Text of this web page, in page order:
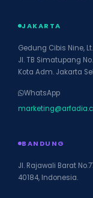
JAKARTA
Gedung Cibis Nine, Lt.
Jl. TB Simatupang
Kota Adm. Jakarta
WhatsApp
BANDUNG
Jl. Rajawali Barat
40184, Indonesia.